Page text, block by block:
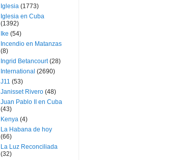
Iglesia (1773)
Iglesia en Cuba
(1392)
Ike (54)
Incendio en Matanzas
(8)
Ingrid Betancourt (28)
International (2690)
J11 (53)
Janisset Rivero (48)
Juan Pablo II en Cuba
(43)
Kenya (4)
La Habana de hoy
(66)
La Luz Reconciliada
(32)